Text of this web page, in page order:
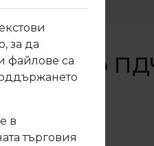
за да
файлове са
в
търговия